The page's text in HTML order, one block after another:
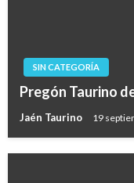
SIN CATEGORÍA
Pregón Taurino
Jaén Taurino 19